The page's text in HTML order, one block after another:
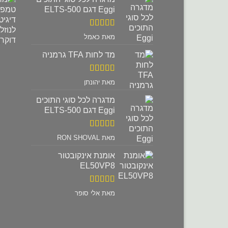
Eggi דגם ELTS-500
דורג 5מתוך
מאת כאמל
מד לחות TFA גרמניה
דורג 5מתוך
מאת יהונתן
מדגרה לכל סוגי התוכים
Eggi דגם ELTS-500
דורג 5מתוך
מאת RON SHOVAL
אומנת אינקובטור
EL50VP8
דורג 5מתוך
מאת אלי סופר